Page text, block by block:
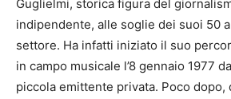
Guglielmi, storica figura del
indipendente, alle soglie dei suoi 50
settore. Ha infatti iniziato il suo
in campo musicale l’8 gennaio 1977
piccola emittente privata. Poco dopo,